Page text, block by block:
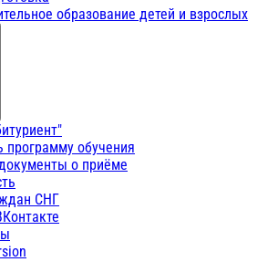
образование детей и взрослых
программу обучения
о приёме
СНГ